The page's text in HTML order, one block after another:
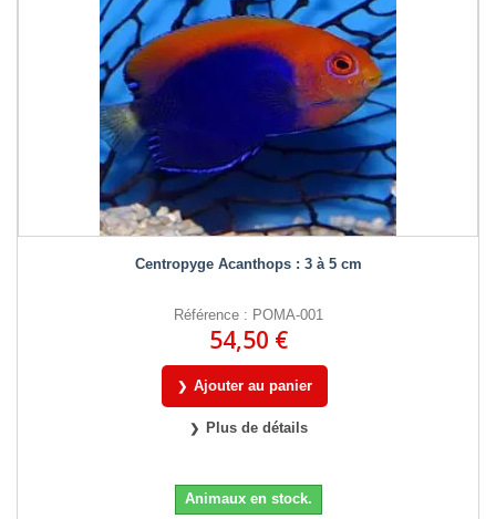
Centropyge Acanthops : 3 à 5 cm
Référence : POMA-001
54,50 €
Ajouter au panier
Plus de détails
Animaux en stock.